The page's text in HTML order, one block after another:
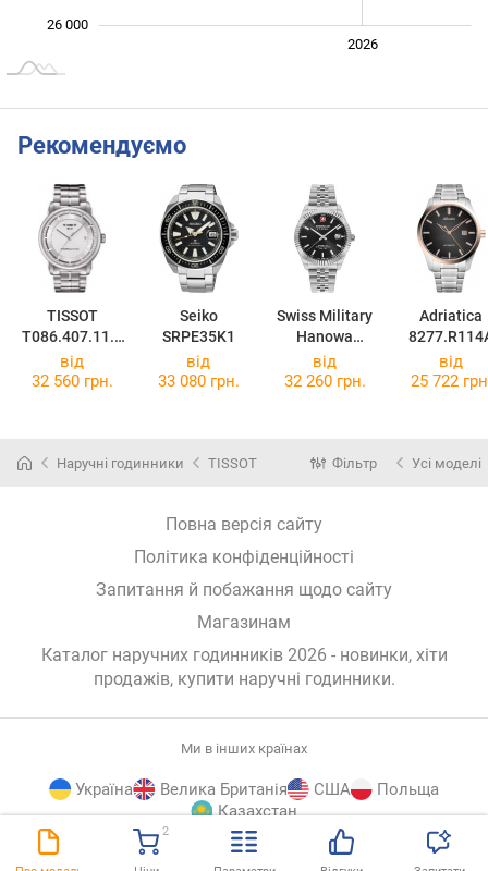
2
26 000
2026
Рекомендуємо
TISSOT
T086.407.11.0
31.00
Seiko
SRPE35K1
Swiss Military
Hanowa
Diligenter
SMWGL000210
Adriatica
від
32 560 грн.
від
33 080 грн.
від
32 260 грн.
від
25 722
Наручні годинники TISSOT Фільтр Усі моделі
Повна версія сайту
Політика конфіденційності
Запитання й побажання щодо сайту
Магазинам
Каталог наручних годинників 2026 - новинки, хіти
продажів, купити наручні годинники.
Ми в інших країнах
Україна Велика Британія США
Польща
Казахстан